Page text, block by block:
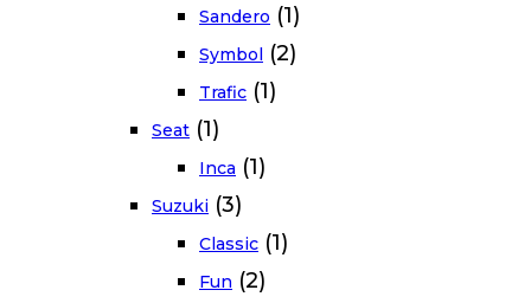
Sandero (1)
Symbol (2)
Trafic (1)
Seat (1)
Inca (1)
Suzuki (3)
Classic (1)
Fun (2)